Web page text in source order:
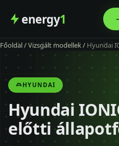
energy1
Főoldal
Szolgáltatás
Árak
Modellek
Főoldal/Vizsgált modellek/ Hyundai
HYUNDAI
Hyundai
előtti